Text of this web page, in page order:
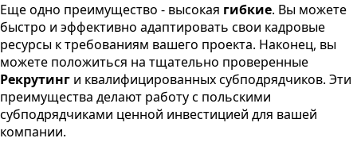
Еще одно преимущество - высокая гибкие. Вы можете
быстро и эффективно адаптировать свои кадровые
ресурсы к требованиям вашего проекта. Наконец, вы
можете положиться на тщательно проверенные
Рекрутинг и квалифицированных субподрядчиков. Эти
преимущества делают работу с польскими
субподрядчиками ценной инвестицией для вашей
компании.